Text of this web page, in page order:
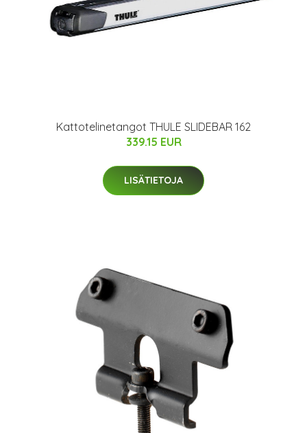
Kattotelinetangot THULE SLIDEBAR 162
339.15 EUR
LISÄTIETOJA